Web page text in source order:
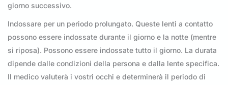
giorno successivo.
Indossare per un periodo prolungato. Queste lenti a contatto
possono essere indossate durante il giorno e la notte (mentre
si riposa). Possono essere indossate tutto il giorno. La durata
dipende dalle condizioni della persona e dalla lente specifica.
Il medico valuterà i vostri occhi e determinerà il periodo di